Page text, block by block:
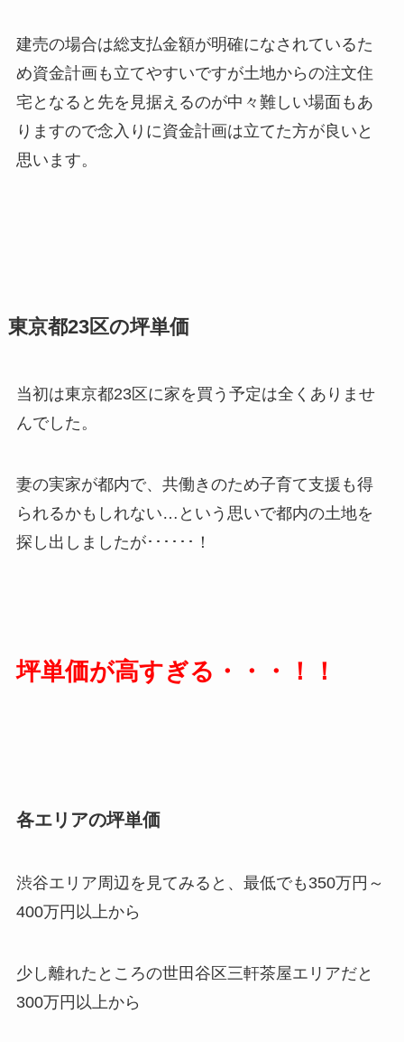
建売の場合は総支払金額が明確になされているた
め資金計画も立てやすいですが土地からの注文住
宅となると先を見据えるのが中々難しい場面もあ
りますので念入りに資金計画は立てた方が良いと
思います。
東京都23区の坪単価
当初は東京都23区に家を買う予定は全くありませ
んでした。
妻の実家が都内で、共働きのため子育て支援も得
られるかもしれない…という思いで都内の土地を
探し出しましたが･･････！
坪単価が高すぎる・・・！！
各エリアの坪単価
渋谷エリア周辺を見てみると、最低でも350万円～
400万円以上から
少し離れたところの世田谷区三軒茶屋エリアだと
300万円以上から